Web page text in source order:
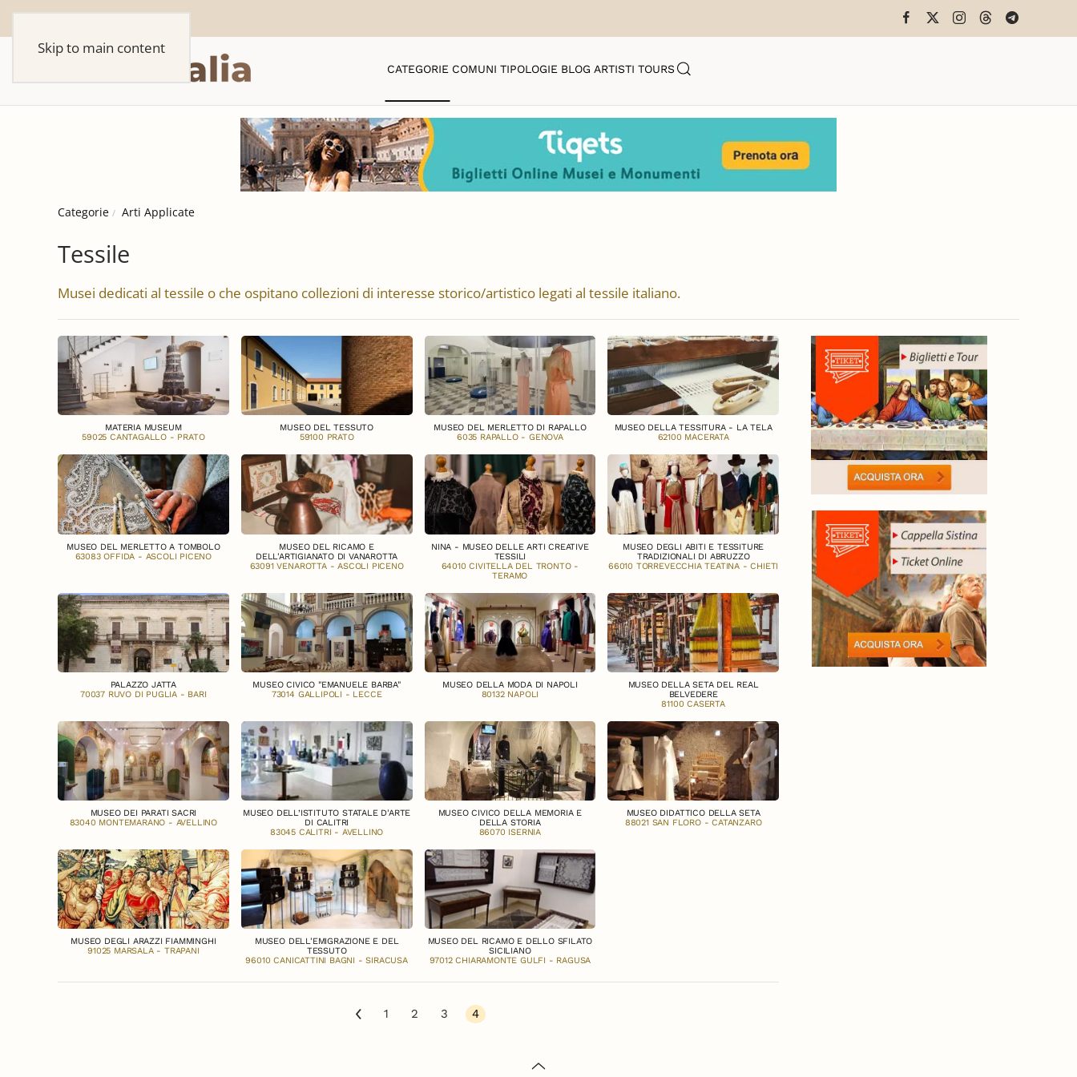
Skip to main content
CATEGORIE COMUNI TIPOLOGIE BLOG ARTISTI TOURS
Categorie Arti Applicate
Tessile
Musei dedicati al tessile o che ospitano collezioni di interesse storico/artistico legati al tessile italiano.
MATERIA MUSEUM
59025 CANTAGALLO - PRATO
MUSEO DEL TESSUTO
59100 PRATO
MUSEO DEL MERLETTO DI RAPALLO
6035 RAPALLO - GENOVA
MUSEO DELLA TESSITURA - LA TELA
62100 MACERATA
MUSEO DEL MERLETTO A TOMBOLO
63083 OFFIDA - ASCOLI PICENO
MUSEO DEL RICAMO E
DELL'ARTIGIANATO DI VANAROTTA
63091 VENAROTTA - ASCOLI PICENO
NINA - MUSEO DELLE ARTI CREATIVE
TESSILI
64010 CIVITELLA DEL TRONTO -
TERAMO
MUSEO DEGLI ABITI E TESSITURE
TRADIZIONALI DI ABRUZZO
66010 TORREVECCHIA TEATINA - CHIETI
PALAZZO JATTA
70037 RUVO DI PUGLIA - BARI
MUSEO CIVICO "EMANUELE BARBA"
73014 GALLIPOLI - LECCE
MUSEO DELLA MODA DI NAPOLI
80132 NAPOLI
MUSEO DELLA SETA DEL REAL
BELVEDERE
81100 CASERTA
MUSEO DEI PARATI SACRI
83040 MONTEMARANO - AVELLINO
MUSEO DELL’ISTITUTO STATALE D'ARTE
DI CALITRI
83045 CALITRI - AVELLINO
MUSEO CIVICO DELLA MEMORIA E
DELLA STORIA
86070 ISERNIA
MUSEO DIDATTICO DELLA SETA
88021 SAN FLORO - CATANZARO
MUSEO DEGLI ARAZZI FIAMMINGHI
91025 MARSALA - TRAPANI
MUSEO DELL'EMIGRAZIONE E DEL
TESSUTO
96010 CANICATTINI BAGNI - SIRACUSA
MUSEO DEL RICAMO E DELLO SFILATO
SICILIANO
97012 CHIARAMONTE GULFI - RAGUSA
1 2 3 4